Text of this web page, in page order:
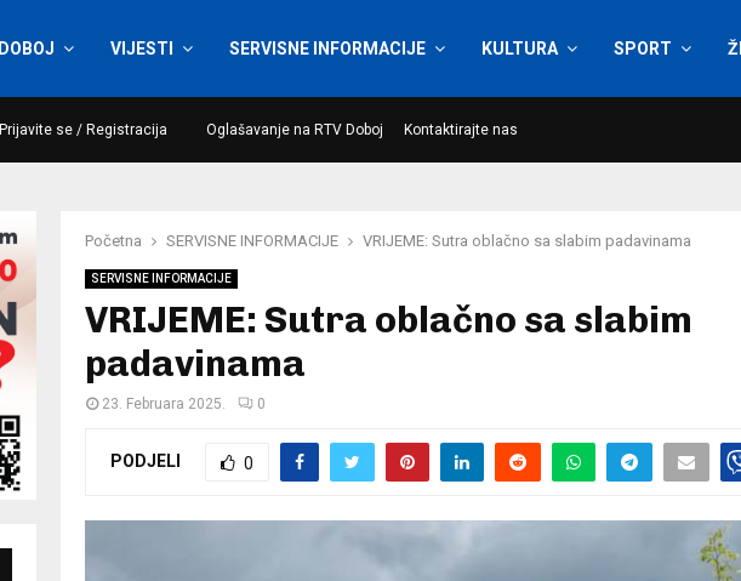
DOBOJ VIJESTI SERVISNE INFORMACIJE KULTURA SPORT
Prijavite se / Registracija Oglašavanje na RTV Doboj Kontaktirajte nas
Početna SERVISNE INFORMACIJE VRIJEME: Sutra oblačno sa slabim padavinama
SERVISNE INFORMACIJE
VRIJEME: Sutra oblačno sa slabim
padavinama
23. Februara 2025. 0
PODJELI 0